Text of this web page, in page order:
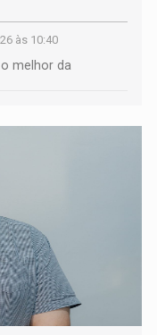
às 10:40
melhor da